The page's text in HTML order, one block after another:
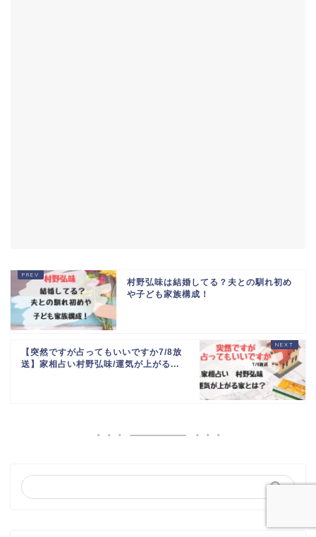
村野弘味は結婚してる？夫との馴れ初め
や子ども家族構成！
【突然ですが占ってもいいですか7/8放
送】家相占い村野弘味/運気が上がる...